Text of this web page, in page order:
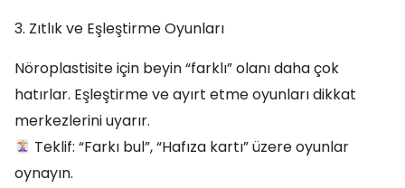
3. Zıtlık ve Eşleştirme Oyunları
Nöroplastisite için beyin “farklı” olanı daha çok
hatırlar. Eşleştirme ve ayırt etme oyunları dikkat
merkezlerini uyarır.
Teklif: “Farkı bul”, “Hafıza kartı” üzere oyunlar
oynayın.